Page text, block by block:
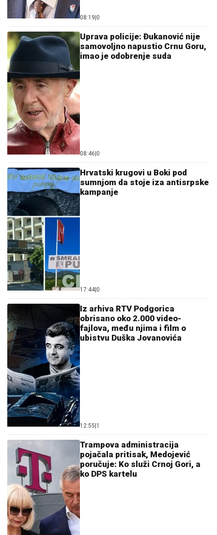
08:19|0
Uprava policije: Đukanović nije
samovoljno napustio Crnu Goru,
imao je odobrenje suda
08:46|0
Hrvatski krugovi u Boki pod
sumnjom da stoje iza antisrpske
kampanje
17:44|0
Iz arhiva RTV Podgorica
obrisano oko 2.000 video-
fajlova, među njima i film o
ubistvu Duška Jovanovića
12:55|1
Trampova administracija
pojačala pritisak, Medojević
poručuje: Ko služi Crnoj Gori, a
ko DPS kartelu